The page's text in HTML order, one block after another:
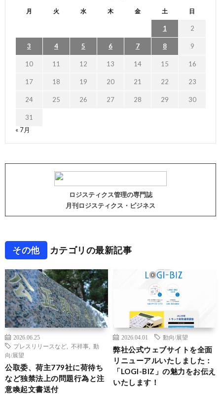
月 火 水 木 金 土 日
1 2
3 4 5 6 7 8 9
10 11 12 13 14 15 16
17 18 19 20 21 22 23
24 25 26 27 28 29 30
31
« 7月
ロジスティクス管理の専門誌
月刊ロジスティクス・ビジネス
その他 カテゴリの最新記事
2026.06.25
プレスリリースなど
不祥事
動
向/展望
公取委、荷主779社に荷待ち
など独禁法上の問題行為と注
意喚起文書送付
2026.04.01 動向/展望
弊社公式ウェブサイトを全面
リニューアルいたしました：
「LOGI-BIZ」の魅力をお伝え
いたします！